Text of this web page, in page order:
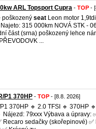
ARL Topsport Cupra - TOP -
poškozený seat Leon motor
315 000km NOVÁ STK -
část (srna) poškozený lehce
...
P1 370HP - TOP - [8.8. 2026]
370HP 🔹 2.0 TFSI 🔹 370HP
Nájezd: 79xxx Výbava a úpravy:
Recaro sedačky (skořepinové) ✅